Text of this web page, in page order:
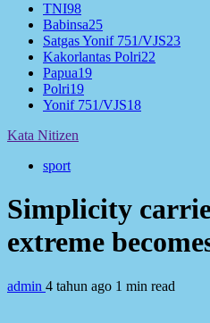
TNI98
Babinsa25
Satgas Yonif 751/VJS23
Kakorlantas Polri22
Papua19
Polri19
Yonif 751/VJS18
Kata Nitizen
sport
Simplicity
extreme
admin 4 tahun ago 1 min read